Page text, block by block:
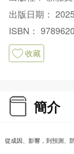
出版日期：
ISBN：
收藏
簡介
從成因、影響，到預測、